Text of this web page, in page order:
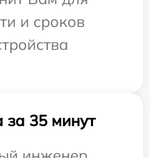
и сроков
за 35 минут